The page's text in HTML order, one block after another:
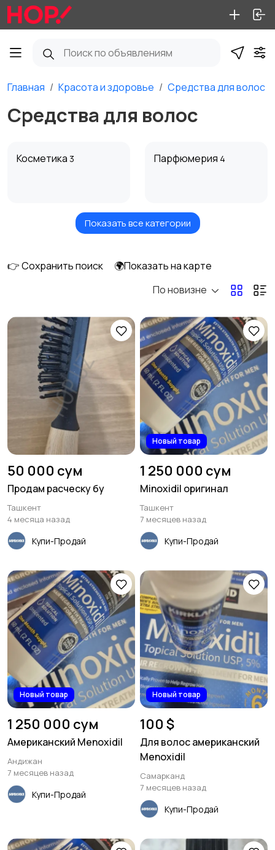
Главная Красота и здоровье Средства для волос
Средства для волос
Косметика 3 Парфюмерия 4
Средства для волос Уход и гигиена
аксессуары2
изделия6
Для инвалидов Другое4
Показать все категории
👉 Сохранить поиск
🌍Показать на карте
По новизне
50 000 сум
Продам расческу бу
Ташкент
4 месяца назад
Купи-Продай
Новый товар
1 250 000 сум
Minoxidil оригинал
Ташкент
7 месяцев назад
Купи-Продай
Новый товар
1 250 000 сум
Американский Menoxidil
Андижан
7 месяцев назад
Купи-Продай
Новый товар
100 $
Для волос американский
Menoxidil
Самарканд
7 месяцев назад
Купи-Продай